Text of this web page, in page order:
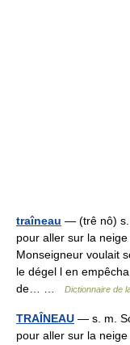
traîneau — (trê nô) s.
pour aller sur la
Monseigneur voulait
le dégel l en
de… …
Dictionnaire de
TRAÎNEAU — s. m.
pour aller sur la